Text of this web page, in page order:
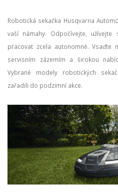
Robotická sekačka Husqvarna
vaší námahy. Odpočívejte,
pracovat zcela autonomně. Vsaďte
servisním zázemím a širokou
Vybrané modely robotických
zařadili do podzimní akce.